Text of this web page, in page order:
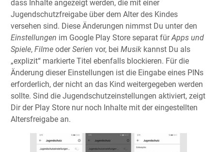
dass Inhalte angezeigt werden, die mit einer
Jugendschutzfreigabe über dem Alter des Kindes
versehen sind. Diese Änderungen nimmst Du unter den
Einstellungen im Google Play Store separat fürApps und
Spiele, Filme oderSerien vor, bei Musik kannst Du als
„explizit“ markierte Titel ebenfalls blockieren. Für die
Änderung dieser Einstellungen ist die Eingabe eines PINs
erforderlich, der nicht an das Kind weitergegeben werden
sollte. Sind die Jugendschutzeinstellungen aktiviert, zeigt
Dir der Play Store nur noch Inhalte mit der eingestellten
Altersfreigabe an.